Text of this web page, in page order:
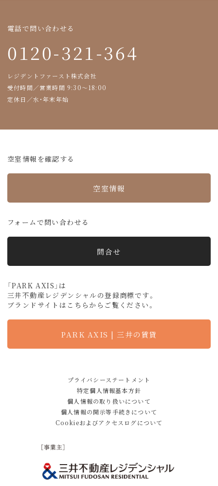
電話で問い合わせる
0120-321-364
レジデントファースト株式会社
受付時間／営業時間 9:30～18:00
定休日／水・年末年始
空室情報を確認する
空室情報
フォームで問い合わせる
問合せ
「PARK AXIS」は
三井不動産レジデンシャルの登録商標です。
ブランドサイトはこちらからご覧ください。
PARK AXIS | 三井の賃貸
プライバシーステートメント
特定個人情報基本方針
個人情報の取り扱いについて
個人情報の開示等手続きについて
Cookieおよびアクセスログについて